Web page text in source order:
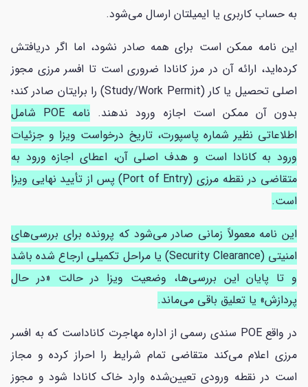
به حساب کاربری یا ایمیلتان ارسال می‌شود.
این نامه ممکن است برای همه صادر نشود، اما اگر دریافتش
کرده‌اید، ارائه آن در مرز کانادا ضروری است تا افسر مرزی مجوز
اصلی تحصیل یا کار (Study/Work Permit) را برایتان صادر کند؛
بدون آن ممکن است اجازه ورود ندهند.
نامه POE شامل
اطلاعاتی نظیر شماره پاسپورت، تاریخ درخواست ویزا و جزئیات
ورود به کانادا است و هدف اصلی آن، اعطای اجازه ورود به
متقاضی در نقطه مرزی (Port of Entry) پس از تأیید نهایی ویزا
است.
این نامه معمولاً زمانی صادر می‌شود که پرونده برای بررسی‌های
امنیتی (Security Clearance) یا مراحل تکمیلی ارجاع شده باشد
و تا پایان این بررسی‌ها، وضعیت ویزا در حالت «در حال
پردازش» یا تعلیق باقی می‌ماند.
در واقع POE سندی رسمی از اداره مهاجرت کاناداست که به افسر
مرزی اعلام می‌کند متقاضی تمام شرایط را احراز کرده و مجاز
است در نقطه ورودی تعیین‌شده وارد خاک کانادا شود و مجوز